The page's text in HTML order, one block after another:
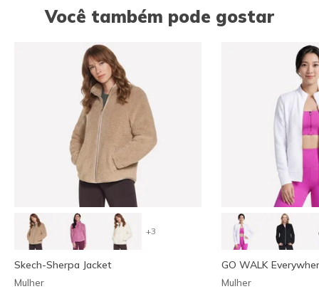
Você também pode gostar
+3
Skech-Sherpa Jacket
Mulher
GO WALK
Mulher